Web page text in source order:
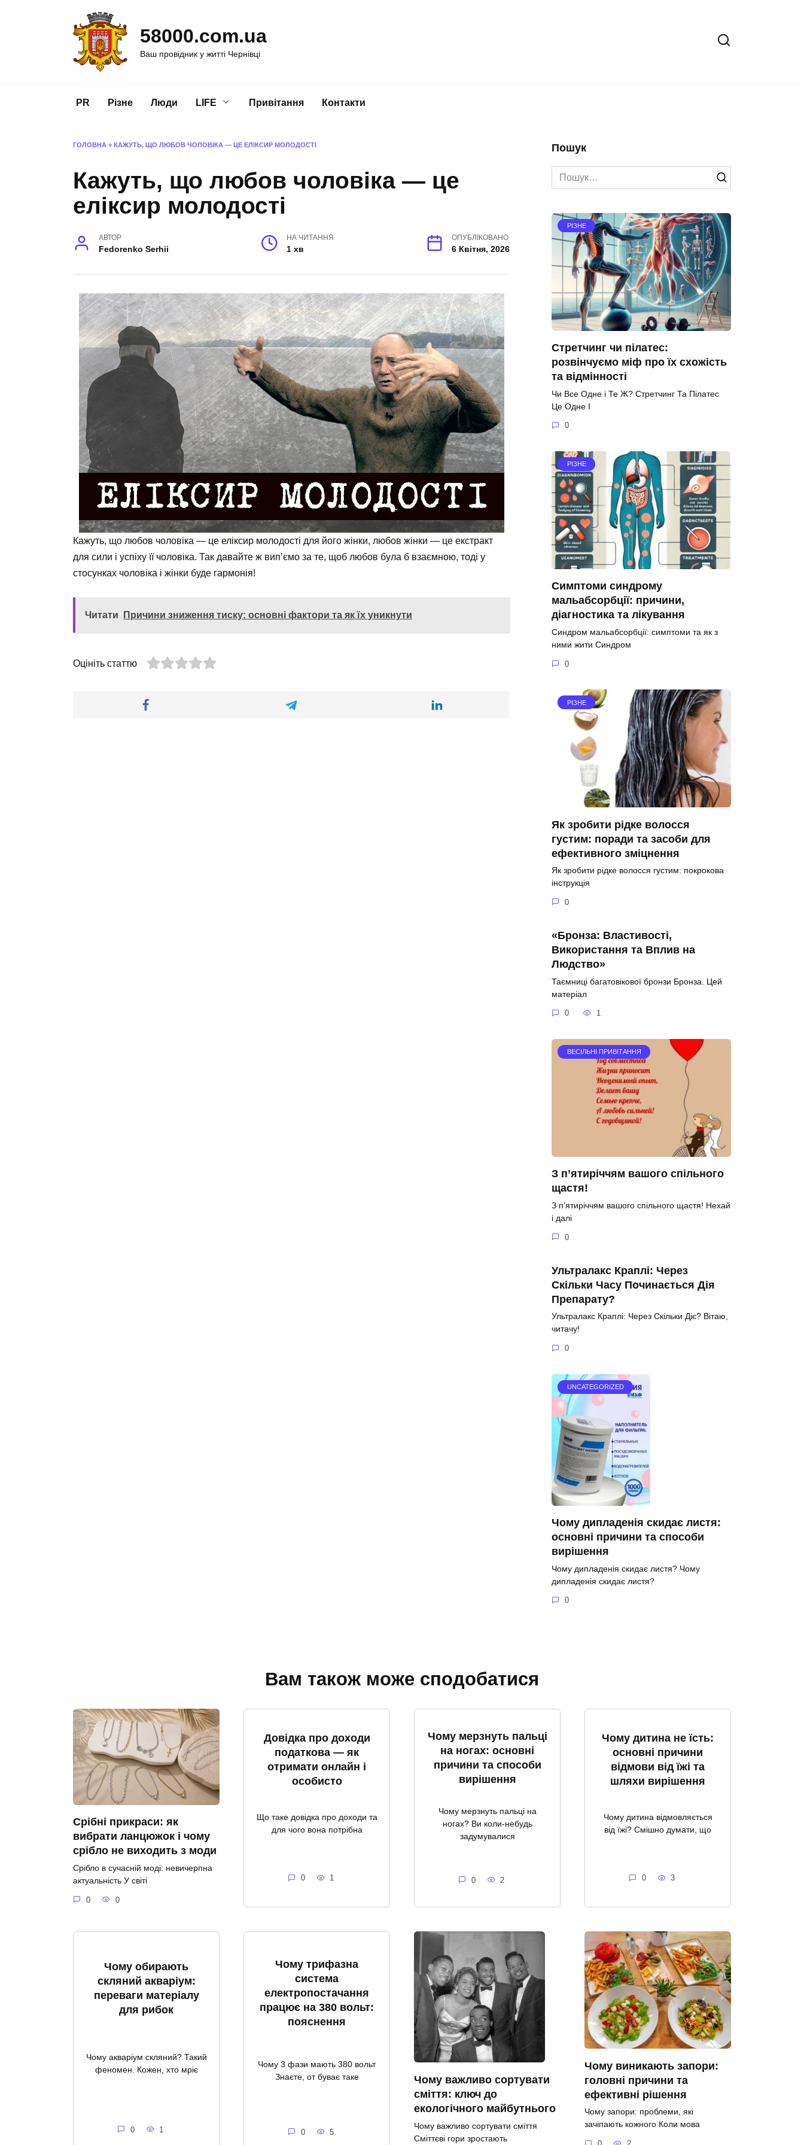
58000.com.ua
Ваш провідник у житті Чернівці
PR Різне Люди LIFE Привітання Контакти
ГОЛОВНА » КАЖУТЬ, ЩО ЛЮБОВ ЧОЛОВІКА — ЦЕ ЕЛІКСИР МОЛОДОСТІ
Кажуть, що любов чоловіка — це
еліксир молодості
АВТОР
Fedorenko Serhii
НА ЧИТАННЯ
1 хв
ОПУБЛІКОВАНО
6 Квітня, 2026
Кажуть, що любов чоловіка — це еліксир молодості для його жінки, любов жінки — це екстракт
для сили і успіху її чоловіка. Так давайте ж вип’ємо за те, щоб любов була б взаємною, тоді у
стосунках чоловіка і жінки буде гармонія!
Читати Причини зниження тиску: основні фактори та як їх уникнути
Оцініть статтю
Пошук
Search
for:
РІЗНЕ
Стретчинг чи пілатес:
розвінчуємо міф про їх схожість
та відмінності
Чи Все Одне і Те Ж? Стретчинг Та Пілатес
Це Одне І
0
РІЗНЕ
Симптоми синдрому
мальабсорбції: причини,
діагностика та лікування
Синдром мальабсорбції: симптоми та як з
ними жити Синдром
0
РІЗНЕ
Як зробити рідке волосся
густим: поради та засоби для
ефективного зміцнення
Як зробити рідке волосся густим: покрокова
інструкція
0
«Бронза: Властивості,
Використання та Вплив на
Людство»
Таємниці багатовікової бронзи Бронза. Цей
матеріал
0 1
ВЕСІЛЬНІ ПРИВІТАННЯ
З п’ятиріччям вашого спільного
щастя!
З п’ятиріччям вашого спільного щастя! Нехай
і далі
0
Ультралакс Краплі: Через
Скільки Часу Починається Дія
Препарату?
Ультралакс Краплі: Через Скільки Діє? Вітаю,
читачу!
0
UNCATEGORIZED
Чому дипладенія скидає листя:
основні причини та способи
вирішення
Чому дипладенія скидає листя? Чому
дипладенія скидає листя?
0
Вам також може сподобатися
Срібні прикраси: як
вибрати ланцюжок і чому
срібло не виходить з моди
Срібло в сучасній моді: невичерпна
актуальність У світі
0 0
Довідка про доходи
податкова — як
отримати онлайн і
особисто
Що таке довідка про доходи та
для чого вона потрібна
0 1
Чому мерзнуть пальці
на ногах: основні
причини та способи
вирішення
Чому мерзнуть пальці на
ногах? Ви коли-небудь
задумувалися
0 2
Чому дитина не їсть:
основні причини
відмови від їжі та
шляхи вирішення
Чому дитина відмовляється
від їжі? Смішно думати, що
0 3
Чому обирають
скляний акваріум:
переваги матеріалу
для рибок
Чому акваріум скляний? Такий
феномен. Кожен, хто мріє
0 1
Чому трифазна
система
електропостачання
працює на 380 вольт:
пояснення
Чому 3 фази мають 380 вольт
Знаєте, от буває таке
0 5
Чому важливо сортувати
сміття: ключ до
екологічного майбутнього
Чому важливо сортувати сміття
Сміттєві гори зростають
Чому виникають запори:
головні причини та
ефективні рішення
Чому запори: проблеми, які
зачіпають кожного Коли мова